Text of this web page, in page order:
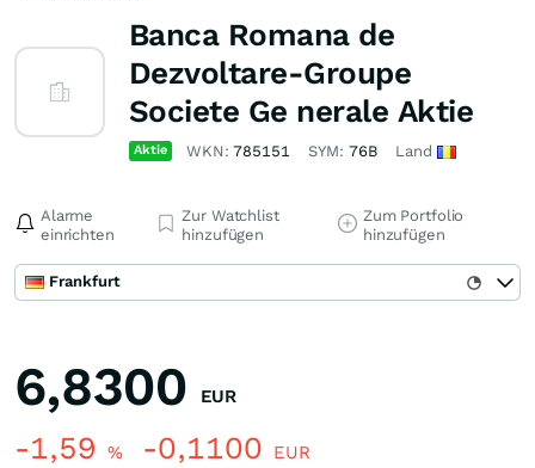
Banca Romana de
Dezvoltare-Groupe
Societe Ge nerale Aktie
Aktie WKN:785151 SYM: 76B Land
Alarme
einrichten
Zur Watchlist
hinzufügen
Zum Portfolio
hinzufügen
Frankfurt
6,8300 EUR
-1,59 % -0,1100 EUR